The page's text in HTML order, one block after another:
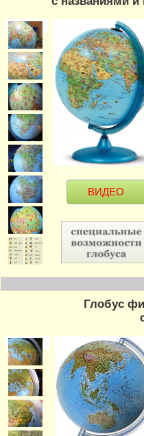
ВИДЕО
Глобус